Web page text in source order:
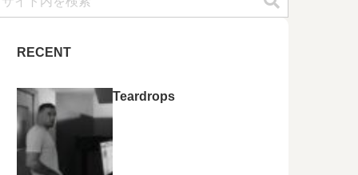
RECENT
Teardrops